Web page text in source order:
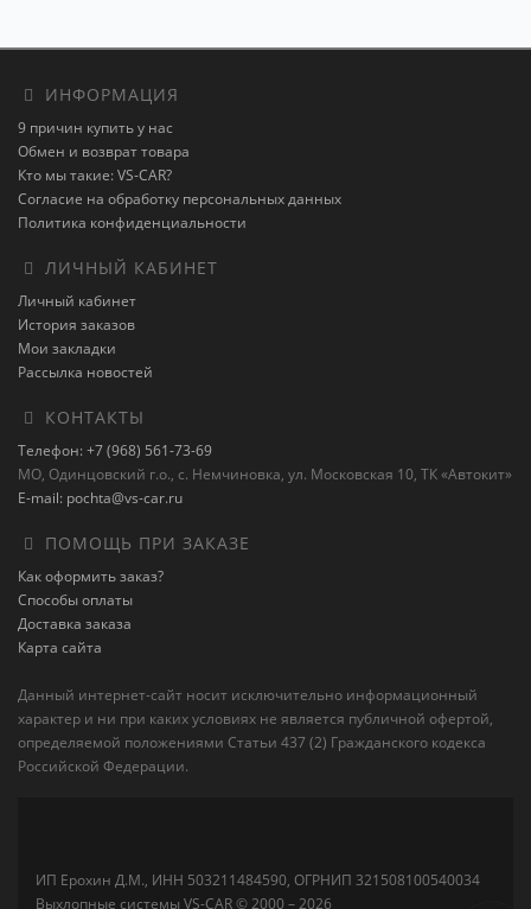
ИНФОРМАЦИЯ
9 причин купить у нас
Обмен и возврат товара
Кто мы такие: VS-CAR?
Согласие на обработку персональных данных
Политика конфиденциальности
ЛИЧНЫЙ КАБИНЕТ
Личный кабинет
История заказов
Мои закладки
Рассылка новостей
КОНТАКТЫ
Телефон: +7 (968) 561-73-69
МО, Одинцовский г.о., с. Немчиновка, ул. Московская 10, ТК «Автокит»
E-mail: pochta@vs-car.ru
ПОМОЩЬ ПРИ ЗАКАЗЕ
Как оформить заказ?
Способы оплаты
Доставка заказа
Карта сайта
Данный интернет-сайт носит исключительно информационный
характер и ни при каких условиях не является публичной офертой,
определяемой положениями Статьи 437 (2) Гражданского кодекса
Российской Федерации.
ИП Ерохин Д.М., ИНН 503211484590, ОГРНИП 321508100540034
Выхлопные системы VS-CAR © 2000 – 2026